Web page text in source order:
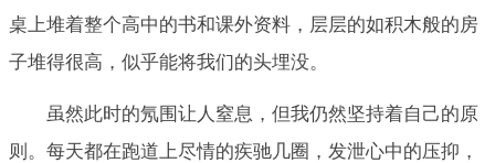
桌上堆着整个高中的书和课外资料，层层的如积木般的房
子堆得很高，似乎能将我们的头埋没。
虽然此时的氖围让人窒息，但我仍然坚持着自己的原
则。每天都在跑道上尽情的疾驰几圈，发泄心中的压抑，